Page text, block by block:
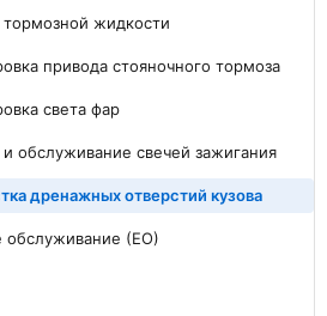
жидкости
привода стояночного тормоза
света фар
обслуживание свечей зажигания
дренажных отверстий кузова
обслуживание (ЕО)